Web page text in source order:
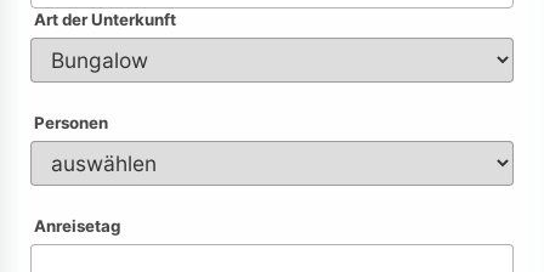
Art der Unterkunft
Personen
Anreisetag